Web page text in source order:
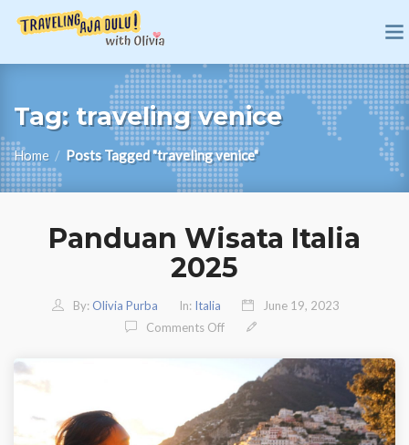
Tag: traveling venice
Home / Posts Tagged "traveling venice"
Panduan Wisata Italia
2025
By: Olivia Purba In: Italia
June 19, 2023
Comments OffOn Panduan Wisata Italia 2025